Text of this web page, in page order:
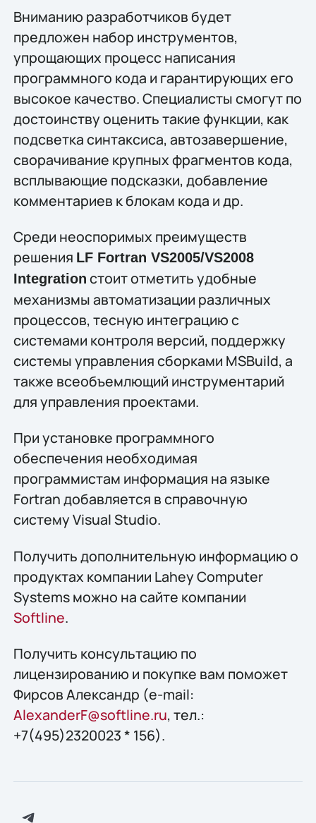
Вниманию разработчиков будет
предложен набор инструментов,
упрощающих процесс написания
программного кода и гарантирующих его
высокое качество. Специалисты смогут по
достоинству оценить такие функции, как
подсветка синтаксиса, автозавершение,
сворачивание крупных фрагментов кода,
всплывающие подсказки, добавление
комментариев к блокам кода и др.
Среди неоспоримых преимуществ
решения LF Fortran VS2005/VS2008
Integration стоит отметить удобные
механизмы автоматизации различных
процессов, тесную интеграцию с
системами контроля версий, поддержку
системы управления сборками MSBuild, а
также всеобъемлющий инструментарий
для управления проектами.
При установке программного
обеспечения необходимая
программистам информация на языке
Fortran добавляется в справочную
систему Visual Studio.
Получить дополнительную информацию о
продуктах компании Lahey Computer
Systems можно на сайте компании
Softline.
Получить конcультацию по
лицензированию и покупке вам поможет
Фирсов Александр (e-mail:
AlexanderF@softline.ru, тел.:
+7(495)2320023 * 156).